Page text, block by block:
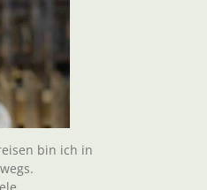
bin ich in